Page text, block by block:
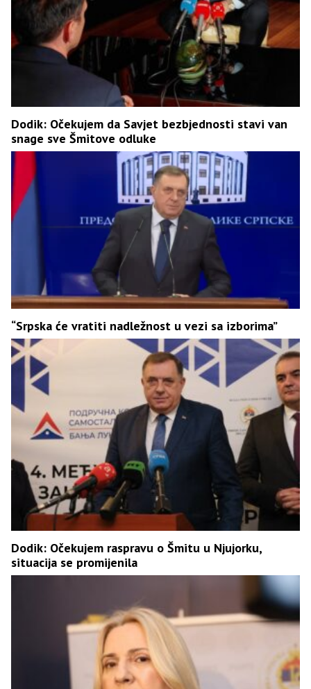
Dodik: Očekujem da Savjet bezbjednosti stavi van
snage sve Šmitove odluke
“Srpska će vratiti nadležnost u vezi sa izborima”
Dodik: Očekujem raspravu o Šmitu u Njujorku,
situacija se promijenila